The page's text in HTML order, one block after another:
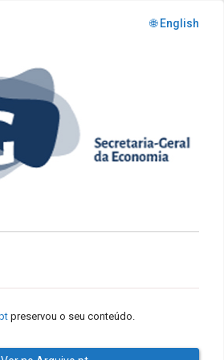
🌐 English
preservou o seu conteúdo.